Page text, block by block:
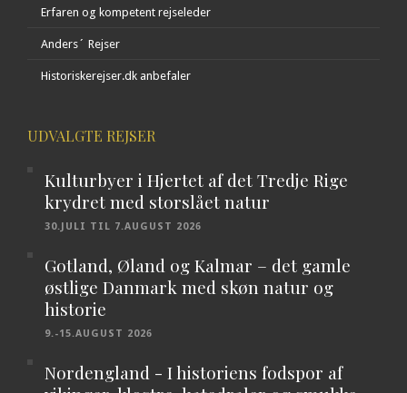
Erfaren og kompetent rejseleder
Anders´ Rejser
Historiskerejser.dk anbefaler
UDVALGTE REJSER
Kulturbyer i Hjertet af det Tredje Rige
krydret med storslået natur
30.JULI TIL 7.AUGUST 2026
Gotland, Øland og Kalmar – det gamle
østlige Danmark med skøn natur og
historie
9.-15.AUGUST 2026
Nordengland - I historiens fodspor af